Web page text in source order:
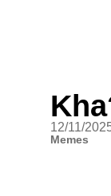
12/11/
Memes